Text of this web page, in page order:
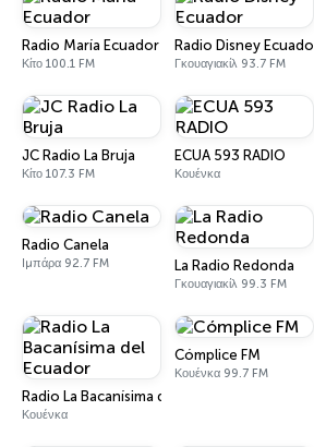
Radio María Ecuador
Κίτο 100.1 FM
Radio Disney Ecuador
Γκουαγιακίλ 93.7 FM
JC Radio La Bruja
Κίτο 107.3 FM
ECUA 593 RADIO
Κουένκα
Radio Canela
Ιμπάρα 92.7 FM La Radio Redonda
Γκουαγιακίλ 99.3 FM
Radio La Bacanísima del Ecuador
Κουένκα
Cómplice FM
Κουένκα 99.7 FM